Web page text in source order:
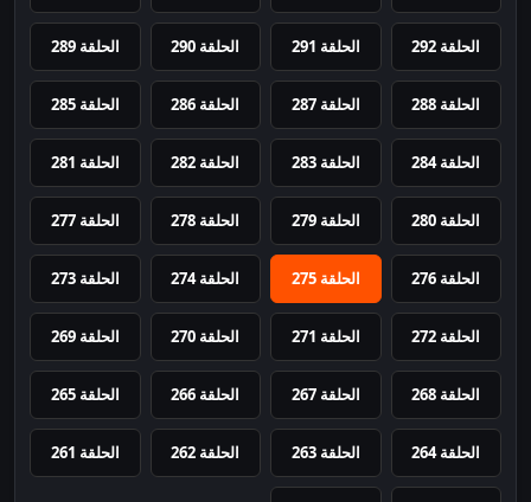
الحلقة 292 الحلقة 291 الحلقة 290 الحلقة 289
الحلقة 288 الحلقة 287 الحلقة 286 الحلقة 285
الحلقة 284 الحلقة 283 الحلقة 282 الحلقة 281
الحلقة 280 الحلقة 279 الحلقة 278 الحلقة 277
الحلقة 276 الحلقة 275 الحلقة 274 الحلقة 273
الحلقة 272 الحلقة 271 الحلقة 270 الحلقة 269
الحلقة 268 الحلقة 267 الحلقة 266 الحلقة 265
الحلقة 264 الحلقة 263 الحلقة 262 الحلقة 261